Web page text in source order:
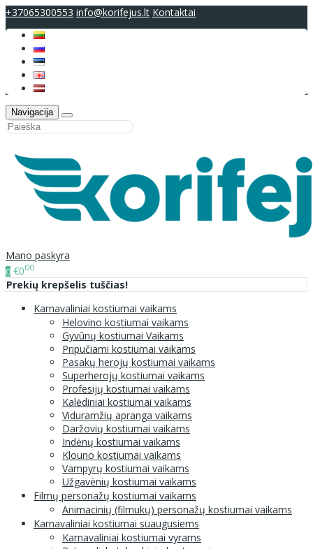
+37065300553 info@korifejus.lt Kontaktai
Navigacija
Mano paskyra
0 €000
Prekių krepšelis tuščias!
Karnavaliniai kostiumai vaikams
Helovino kostiumai vaikams
Gyvūnų kostiumai Vaikams
Pripučiami kostiumai vaikams
Pasakų herojų kostiumai vaikams
Superherojų kostiumai vaikams
Profesijų kostiumai vaikams
Kalėdiniai kostiumai vaikams
Viduramžių apranga vaikams
Daržovių kostiumai vaikams
Indėnų kostiumai vaikams
Klouno kostiumai vaikams
Vampyrų kostiumai vaikams
Užgavėnių kostiumai vaikams
Filmų personažų kostiumai vaikams
Animacinių (filmukų) personažų kostiumai vaikams
Karnavaliniai kostiumai suaugusiems
Karnavaliniai kostiumai vyrams